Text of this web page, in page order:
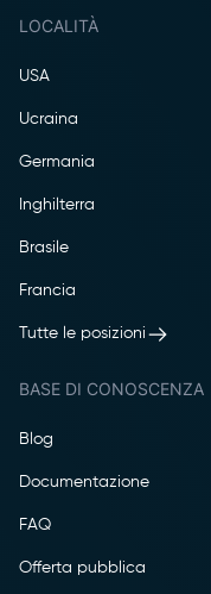
LOCALITÀ
USA
Ucraina
Germania
Inghilterra
Brasile
Francia
Tutte le posizioni
BASE DI CONOSCENZA
Blog
Documentazione
FAQ
Offerta pubblica